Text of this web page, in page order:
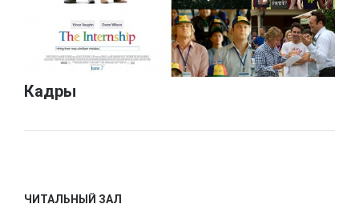
Кадры
ЧИТАЛЬНЫЙ ЗАЛ